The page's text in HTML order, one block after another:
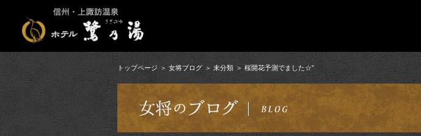
トップページ 女将ブログ 未分類 桜開花予測でました☆”